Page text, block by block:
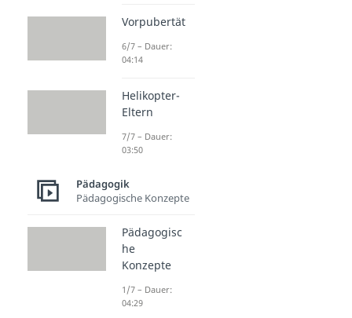
Vorpubertät
6/7 – Dauer:
04:14
Helikopter-
Eltern
7/7 – Dauer:
03:50
Pädagogik
Pädagogische Konzepte
Pädagogisc
he
Konzepte
1/7 – Dauer:
04:29